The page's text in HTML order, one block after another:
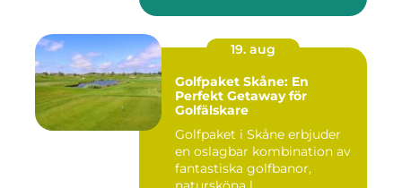
19. aug
Golfpaket Skåne: En
Perfekt Getaway för
Golfälskare
Golfpaket i Skåne erbjuder
en oslagbar kombination av
fantastiska golfbanor,